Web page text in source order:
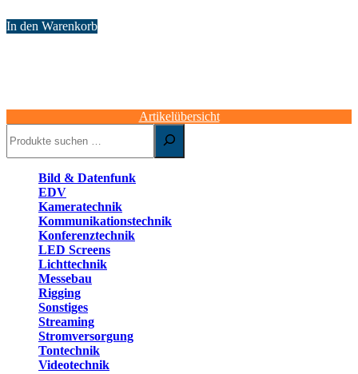
In den Warenkorb
Artikelübersicht
Bild & Datenfunk
EDV
Kameratechnik
Kommunikationstechnik
Konferenztechnik
LED Screens
Lichttechnik
Messebau
Rigging
Sonstiges
Streaming
Stromversorgung
Tontechnik
Videotechnik